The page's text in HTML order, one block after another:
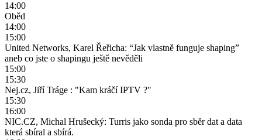
14:00
Oběd
14:00
15:00
United Networks, Karel Řeřicha: “Jak vlastně funguje shaping”
aneb co jste o shapingu ještě nevěděli
15:00
15:30
Nej.cz, Jiří Tráge : "Kam kráčí IPTV ?"
15:30
16:00
NIC.CZ, Michal Hrušecký: Turris jako sonda pro sběr dat a data
která sbíral a sbírá.